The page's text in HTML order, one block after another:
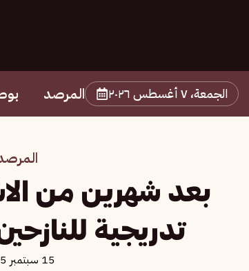
الجمعة، ٧ أغسطس ٢٠٢٦ المرصد
بعد شهرين من
تدريجية
15 سبتمبر 2025